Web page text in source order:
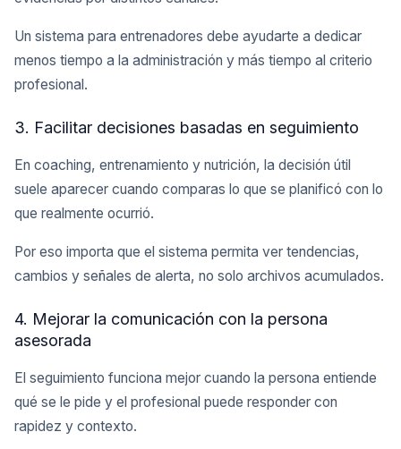
Un sistema para entrenadores debe ayudarte a dedicar
menos tiempo a la administración y más tiempo al criterio
profesional.
3. Facilitar decisiones basadas en seguimiento
En coaching, entrenamiento y nutrición, la decisión útil
suele aparecer cuando comparas lo que se planificó con lo
que realmente ocurrió.
Por eso importa que el sistema permita ver tendencias,
cambios y señales de alerta, no solo archivos acumulados.
4. Mejorar la comunicación con la persona
asesorada
El seguimiento funciona mejor cuando la persona entiende
qué se le pide y el profesional puede responder con
rapidez y contexto.